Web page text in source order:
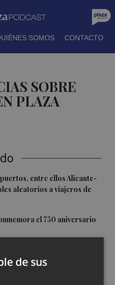
SOMOS CONTACTO
SOBRE
PLAZA
entre ellos Alicante-
aleatorios a viajeros de
el 750 aniversario
por el Mar Menor
municipio castellonense
de sus